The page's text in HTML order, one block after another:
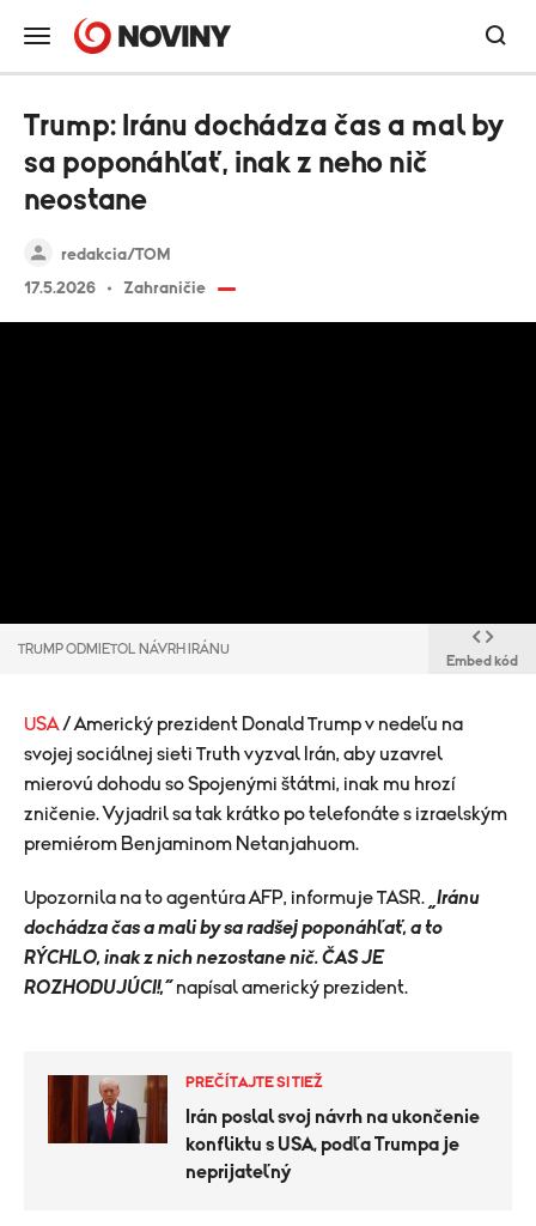
redakcia/TOM
17.5.2026
Zahraničie
Trump: Iránu dochádza čas a mal by
sa poponáhľať, inak z neho nič
neostane
TRUMP ODMIETOL NÁVRH IRÁNU
Embed kód
USA / Americký prezident Donald Trump v nedeľu na
svojej sociálnej sieti Truth vyzval Irán, aby uzavrel
mierovú dohodu so Spojenými štátmi, inak mu hrozí
zničenie. Vyjadril sa tak krátko po telefonáte s izraelským
premiérom Benjaminom Netanjahuom.
Upozornila na to agentúra AFP, informuje TASR.
„Iránu
dochádza čas a mali by sa radšej poponáhľať, a to
RÝCHLO, inak z nich nezostane nič. ČAS JE
ROZHODUJÚCI!,“ napísal americký prezident.
PREČÍTAJTE SI TIEŽ
Irán poslal svoj návrh na ukončenie
konfliktu s USA, podľa Trumpa je
neprijateľný